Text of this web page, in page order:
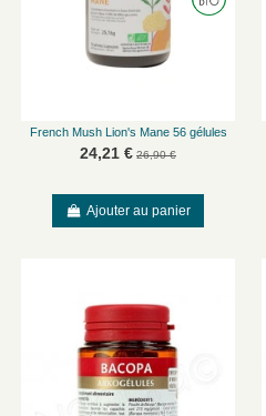
French Mush Lion's Mane 56 gélules
24,21 € 26,90 €
Ajouter au panier